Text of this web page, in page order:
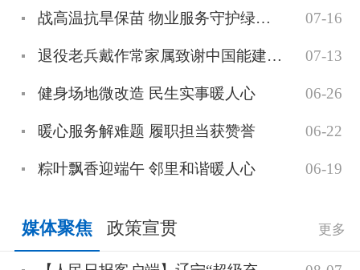
战高温抗旱保苗 物业服务守护绿意生机 07-16
退役老兵戴作常家属致谢中国能建葛洲坝综合管理中心人民武装部暖心关怀 07-13
健身场地微改造 民生实事暖人心 06-26
暖心服务解难题 履职担当获赞誉 06-22
粽叶飘香迎端午 邻里和谐暖人心 06-19
媒体聚焦 政策宣贯 更多